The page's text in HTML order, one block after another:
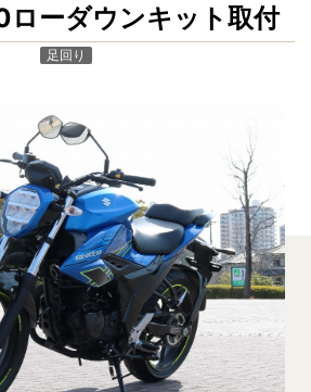
ローダウンキット取付
足回り